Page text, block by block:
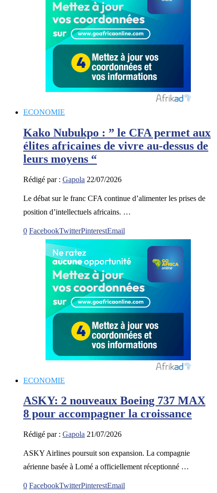
ECONOMIE
Kako Nubukpo : ” le CFA permet aux
élites africaines de vivre au-dessus de
leurs moyens “
Rédigé par : Gapola 22/07/2026
Le débat sur le franc CFA continue d’alimenter les prises de
position d’intellectuels africains. …
0 FacebookTwitterPinterestEmail
ECONOMIE
ASKY: 2 nouveaux Boeing 737 MAX
8 pour accompagner la croissance
Rédigé par : Gapola 21/07/2026
ASKY Airlines poursuit son expansion. La compagnie
aérienne basée à Lomé a officiellement réceptionné …
0 FacebookTwitterPinterestEmail